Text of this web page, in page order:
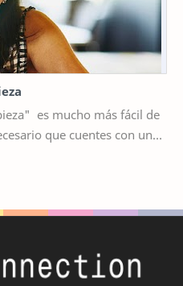
es mucho más fácil de
que cuentes con una